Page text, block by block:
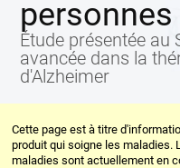
Étude présentée
avancée dans la
d'Alzheimer
Cette page est à titre
produit qui soigne les maladies.
maladies sont actuellement en